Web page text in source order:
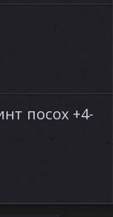
посох +4-